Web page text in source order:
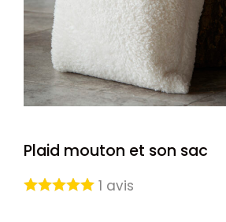
Plaid mouton et son sac
1 avis